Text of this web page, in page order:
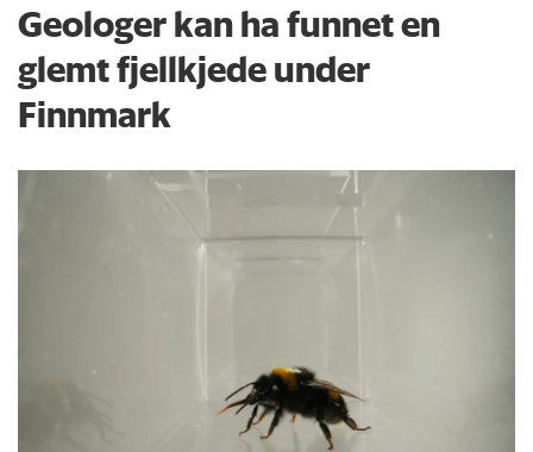
Geologer kan ha funnet en
glemt fjellkjede under
Finnmark